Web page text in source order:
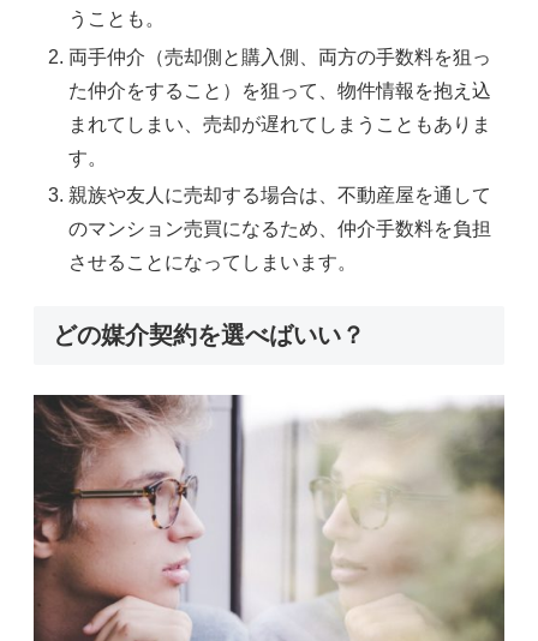
うことも。
両手仲介（売却側と購入側、両方の手数料を狙っ
た仲介をすること）を狙って、物件情報を抱え込
まれてしまい、売却が遅れてしまうこともありま
す。
親族や友人に売却する場合は、不動産屋を通して
のマンション売買になるため、仲介手数料を負担
させることになってしまいます。
どの媒介契約を選べばいい？